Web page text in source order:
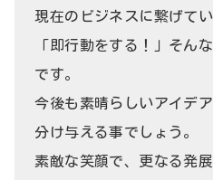
現在のビジネスに繋げてい
「即行動をする！」そん
です。
今後も素晴らしいアイデ
分け与える事でしょう。
素敵な笑顔で、更なる発